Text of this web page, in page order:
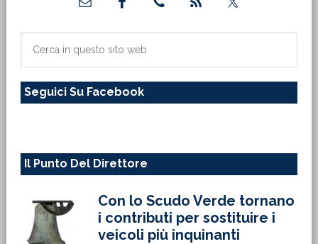
primaria
sito
Seguici Su Facebook
Il Punto Del Direttore
Con lo Scudo Verde tornano
i contributi per sostituire i
veicoli più inquinanti